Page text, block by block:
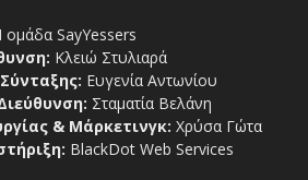
ομάδα SayYessers
Κλειώ Στυλιαρά
Ευγενία Αντωνίου
Σταματία Βελάνη
& Μάρκετινγκ: Χρύσα Γώτα
BlackDot Web Services